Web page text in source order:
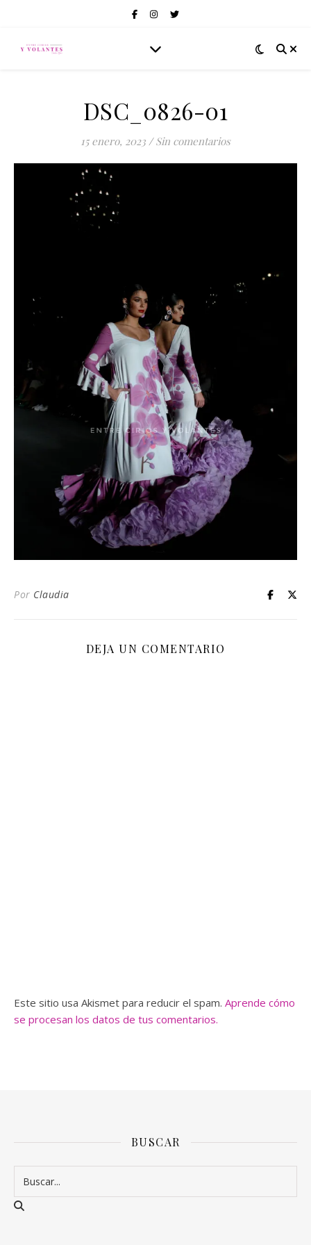
DSC_0826-01
15 enero, 2023 / Sin comentarios
Por Claudia
DEJA UN COMENTARIO
Este sitio usa Akismet para reducir el spam. Aprende cómo
se procesan los datos de tus comentarios.
BUSCAR